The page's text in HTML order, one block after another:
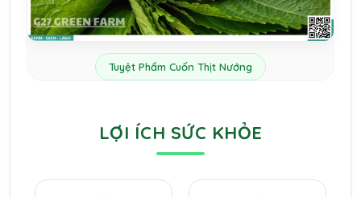
Tuyệt Phẩm Cuốn Thịt Nướng
LỢI ÍCH SỨC KHỎE